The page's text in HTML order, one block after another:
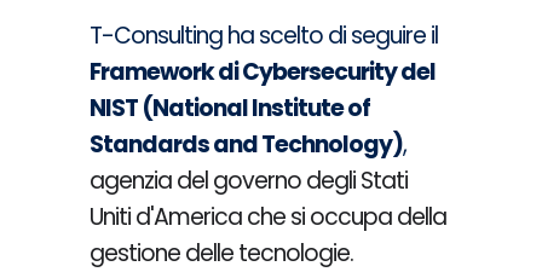
T-Consulting ha scelto di seguire il
Framework di Cybersecuritydel
NIST (National Institute of
Standards and Technology),
agenzia del governo degli Stati
Uniti d'America che si occupa della
gestione delle tecnologie.